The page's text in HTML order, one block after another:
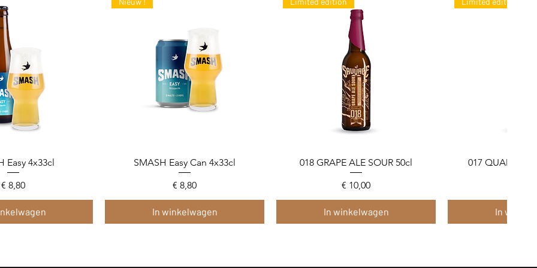
overzicht
Easy 4x33cl
Prijs
€ 8,80
Snel overzicht
SMASH Easy Can 4x33cl
Prijs
€ 8,80
In winkelwagen
Snel overzicht
018 GRAPE ALE SOUR 50cl
Prijs
€ 10,00
In winkelwagen
Snel
017
In